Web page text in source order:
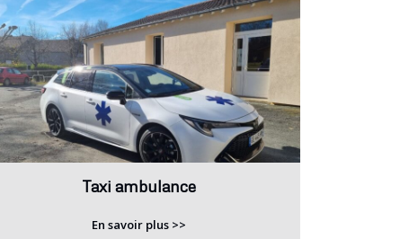
Taxi ambulance
En savoir plus >>